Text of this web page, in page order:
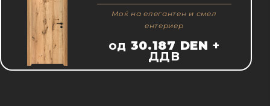
Moќ на елегантен и смел
ентериер
од 30.187 DEN +
ДДВ